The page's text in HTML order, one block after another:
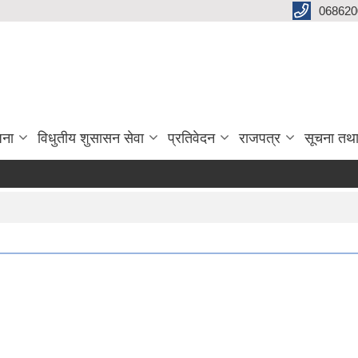
विधुतीय शुसासन सेवा प्रतिवेदन राजपत्र सूचना